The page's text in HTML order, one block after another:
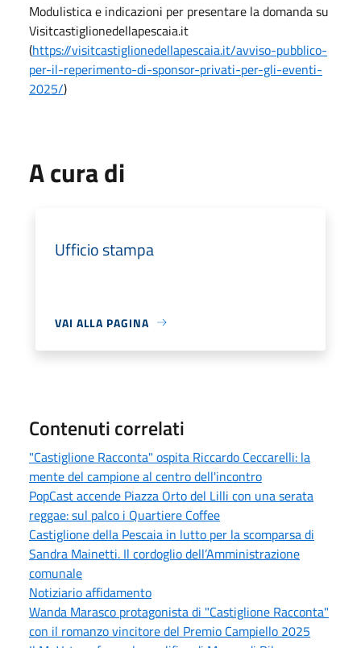
Modulistica e indicazioni per presentare la domanda su
Visitcastiglionedellapescaia.it
(https://visitcastiglionedellapescaia.it/avviso-pubblico-
per-il-reperimento-di-sponsor-privati-per-gli-eventi-
2025/)
A cura di
Ufficio stampa
VAI ALLA PAGINA
Contenuti correlati
"Castiglione Racconta" ospita Riccardo Ceccarelli: la
mente del campione al centro dell'incontro
PopCast accende Piazza Orto del Lilli con una serata
reggae: sul palco i Quartiere Coffee
Castiglione della Pescaia in lutto per la scomparsa di
Sandra Mainetti. Il cordoglio dell’Amministrazione
comunale
Notiziario affidamento
Wanda Marasco protagonista di "Castiglione Racconta"
con il romanzo vincitore del Premio Campiello 2025